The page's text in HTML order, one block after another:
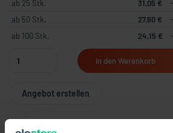
ab 25 Stk. 31,05 €
ab 50 Stk.
27,60 €
ab 100 Stk.
24,15 €
In den Warenkorb
Angebot erstellen